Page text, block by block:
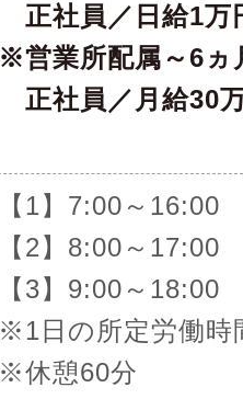
正社員／日給1万
※営業所配属～6ヵ
正社員／月給30
【1】7:00～16:00
【2】8:00～17:00
【3】9:00～18:00
※1日の所定労働時
※休憩60分